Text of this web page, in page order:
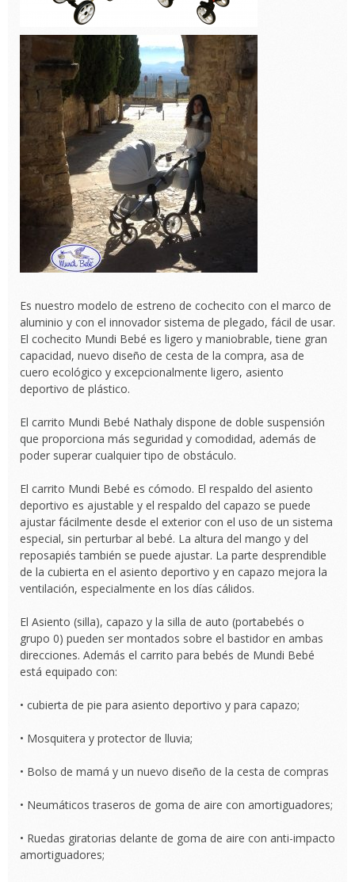
Es nuestro modelo de estreno de cochecito con el marco de
aluminio y con el innovador sistema de plegado, fácil de usar.
El cochecito Mundi Bebé es ligero y maniobrable, tiene gran
capacidad, nuevo diseño de cesta de la compra, asa de
cuero ecológico y excepcionalmente ligero, asiento
deportivo de plástico.
El carrito Mundi Bebé Nathaly dispone de doble suspensión
que proporciona más seguridad y comodidad, además de
poder superar cualquier tipo de obstáculo.
El carrito Mundi Bebé es cómodo. El respaldo del asiento
deportivo es ajustable y el respaldo del capazo se puede
ajustar fácilmente desde el exterior con el uso de un sistema
especial, sin perturbar al bebé. La altura del mango y del
reposapiés también se puede ajustar. La parte desprendible
de la cubierta en el asiento deportivo y en capazo mejora la
ventilación, especialmente en los días cálidos.
El Asiento (silla), capazo y la silla de auto (portabebés o
grupo 0) pueden ser montados sobre el bastidor en ambas
direcciones. Además el carrito para bebés de Mundi Bebé
está equipado con:
• cubierta de pie para asiento deportivo y para capazo;
• Mosquitera y protector de lluvia;
• Bolso de mamá y un nuevo diseño de la cesta de compras
• Neumáticos traseros de goma de aire con amortiguadores;
• Ruedas giratorias delante de goma de aire con anti-impacto
amortiguadores;